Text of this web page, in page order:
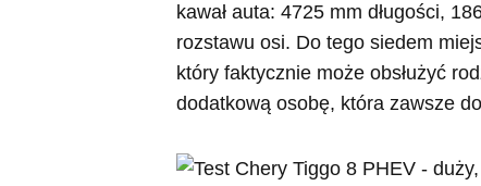
kawał auta: 4725 mm długości,
rozstawu osi. Do tego siedem
który faktycznie może obsłużyć
dodatkową osobę, która zawsze